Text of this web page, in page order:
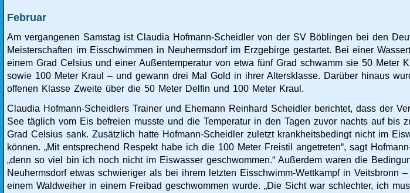
Februar
Am vergangenen Samstag ist Claudia Hofmann-Scheidler von der SV Böblingen bei den
Meisterschaften im Eisschwimmen in Neuhermsdorf im Erzgebirge gestartet. Bei einer
einem Grad Celsius und einer Außentemperatur von etwa fünf Grad schwamm sie 50 Meter
sowie 100 Meter Kraul – und gewann drei Mal Gold in ihrer Altersklasse. Darüber hinaus
offenen Klasse Zweite über die 50 Meter Delfin und 100 Meter Kraul.
Claudia Hofmann-Scheidlers Trainer und Ehemann Reinhard Scheidler berichtet, dass der
See täglich vom Eis befreien musste und die Temperatur in den Tagen zuvor nachts auf bis
Grad Celsius sank. Zusätzlich hatte Hofmann-Scheidler zuletzt krankheitsbedingt nicht im
können. „Mit entsprechend Respekt habe ich die 100 Meter Freistil angetreten“, sagt
„denn so viel bin ich noch nicht im Eiswasser geschwommen.“ Außerdem waren die
Neuhermsdorf etwas schwieriger als bei ihrem letzten Eisschwimm-Wettkampf in Veitsbronn
einem Waldweiher in einem Freibad geschwommen wurde. „Die Sicht war schlechter, ich